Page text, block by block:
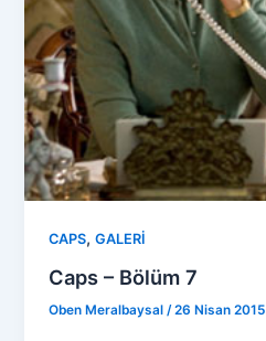
CAPS,GALERİ
Caps – Bölüm 7
Oben Meralbaysal/26 Nisan 2015